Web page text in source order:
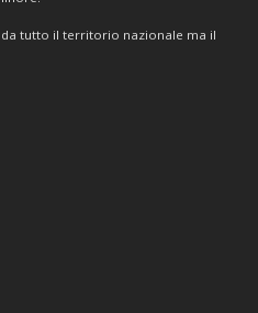
tutto il territorio nazionale ma il